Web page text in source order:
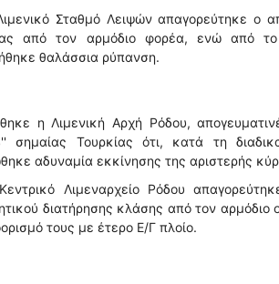
Σταθμό Λειψών απαγορεύτηκε ο
από τον αρμόδιο φορέα, ενώ από
θαλάσσια ρύπανση.
η Λιμενική Αρχή Ρόδου,
σημαίας Τουρκίας ότι, κατά τη
αδυναμία εκκίνησης της αριστερής
Λιμεναρχείο Ρόδου
διατήρησης κλάσης από τον
τους με έτερο Ε/Γ πλοίο.